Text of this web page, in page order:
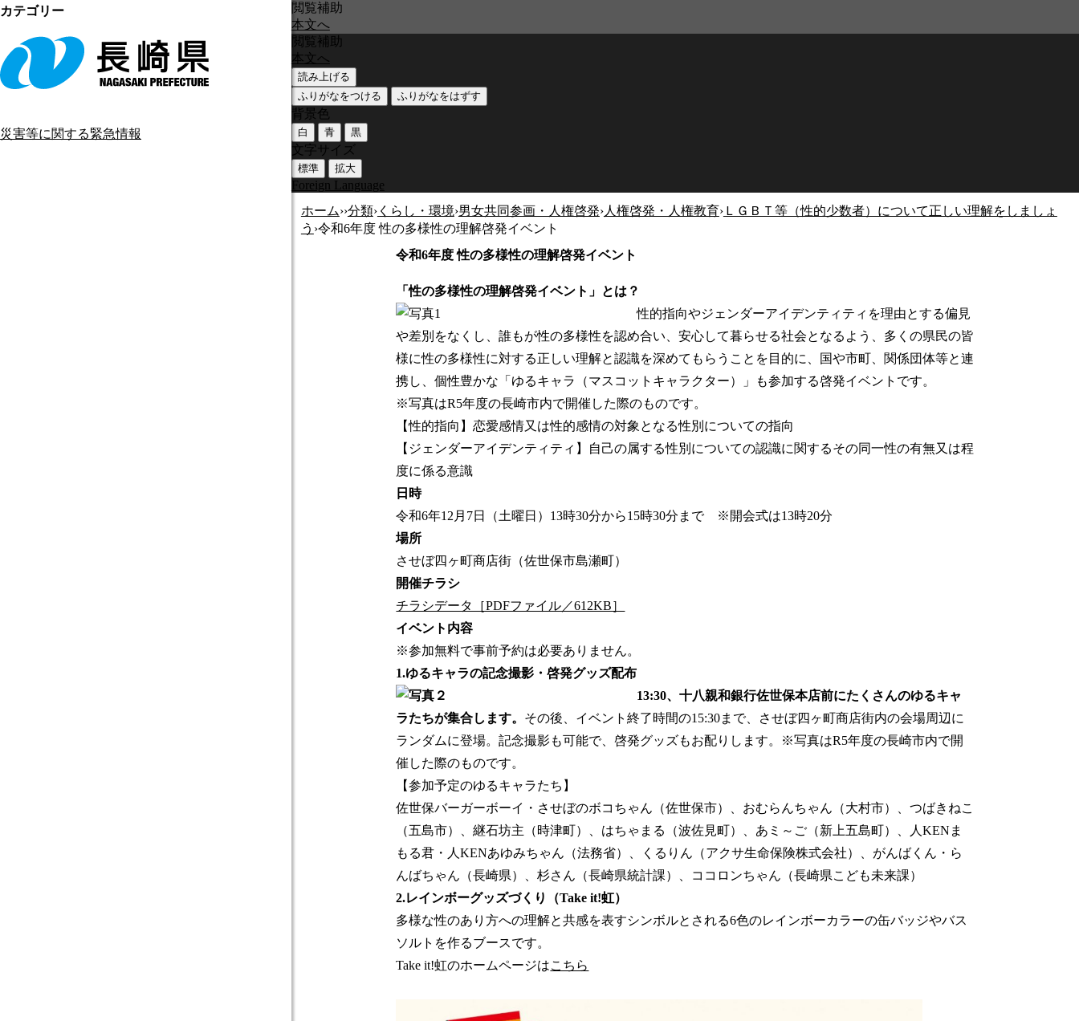
災害等に関する緊急情報
閲覧補助
本文へ
閲覧補助
本文へ
読み上げる
ふりがなをつける
ふりがなをはずす
背景色
白 青 黒
文字サイズ
標準 拡大
Foreign Language
ホーム››分類›くらし・環境›男女共同参画・人権啓発›人権啓発・人権教育›ＬＧＢＴ等（性的少数者）について正しい理解をしましょ
う ›令和6年度 性の多様性の理解啓発イベント
令和6年度 性の多様性の理解啓発イベント
「性の多様性の理解啓発イベント」とは？
性的指向やジェンダーアイデンティティを理由とする偏見
や差別をなくし、誰もが性の多様性を認め合い、安心して暮らせる社会となるよう、多くの県民の皆
様に性の多様性に対する正しい理解と認識を深めてもらうことを目的に、国や市町、関係団体等と連
携し、個性豊かな「ゆるキャラ（マスコットキャラクター）」も参加する啓発イベントです。
※写真はR5年度の長崎市内で開催した際のものです。
【性的指向】恋愛感情又は性的感情の対象となる性別についての指向
【ジェンダーアイデンティティ】自己の属する性別についての認識に関するその同一性の有無又は程
度に係る意識
日時
令和6年12月7日（土曜日）13時30分から15時30分まで ※開会式は13時20分
場所
させぼ四ヶ町商店街（佐世保市島瀬町）
開催チラシ
チラシデータ［PDFファイル／612KB］
イベント内容
※参加無料で事前予約は必要ありません。
1.ゆるキャラの記念撮影・啓発グッズ配布
13:30、十八親和銀行佐世保本店前にたくさんのゆるキャ
ラたちが集合します。 その後、イベント終了時間の15:30まで、させぼ四ヶ町商店街内の会場周辺に
ランダムに登場。記念撮影も可能で、啓発グッズもお配りします。※写真はR5年度の長崎市内で開
催した際のものです。
【参加予定のゆるキャラたち】
佐世保バーガーボーイ・させぼのボコちゃん（佐世保市）、おむらんちゃん（大村市）、つばきねこ
（五島市）、継石坊主（時津町）、はちゃまる（波佐見町）、あミ～ご（新上五島町）、人KENま
もる君・人KENあゆみちゃん（法務省）、くるりん（アクサ生命保険株式会社）、がんばくん・ら
んばちゃん（長崎県）、杉さん（長崎県統計課）、ココロンちゃん（長崎県こども未来課）
2.レインボーグッズづくり（Take it!虹）
多様な性のあり方への理解と共感を表すシンボルとされる6色のレインボーカラーの缶バッジやバス
ソルトを作るブースです。
Take it!虹のホームページはこちら
カテゴリー